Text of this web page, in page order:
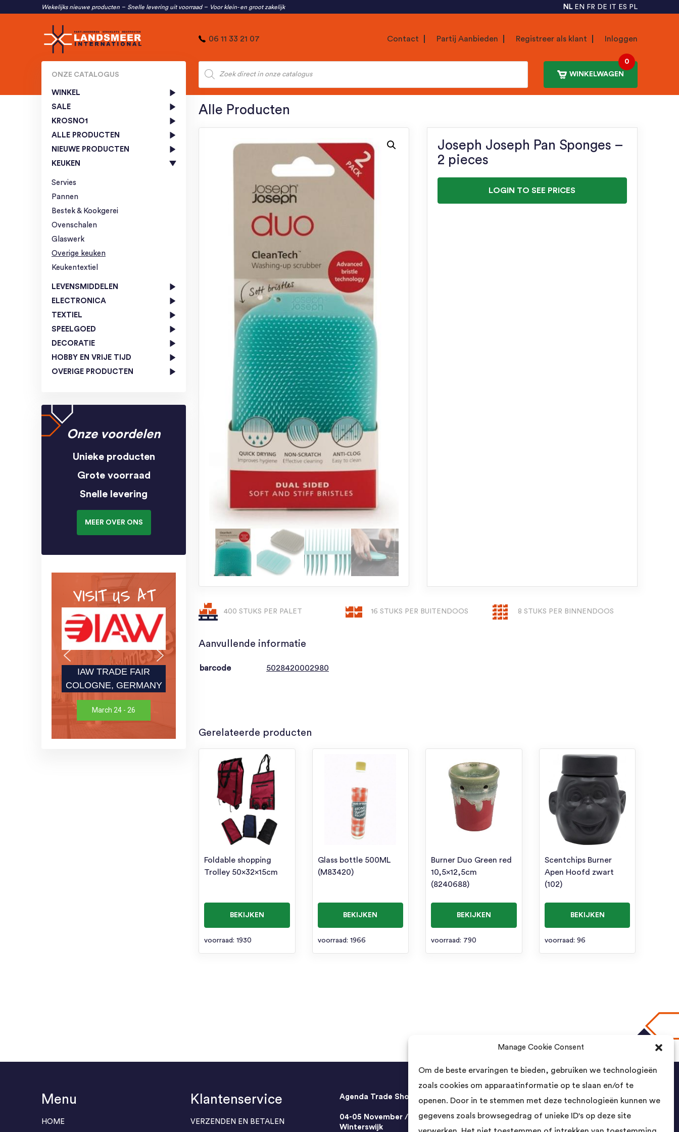
Manage Cookie Consent
Om de beste ervaringen te bieden, gebruiken we technologieën
zoals cookies om apparaatinformatie op te slaan en/of te
openen. Door in te stemmen met deze technologieën kunnen we
gegevens zoals browsegedrag of unieke ID's op deze site
Wekelijks nieuwe producten Snelle levering uit voorraad Voor klein- en groot zakelijk NL EN FR DE IT ES PL
06 11 33 21 07 Contact Partij Aanbieden Registreer als klant Inloggen
Producten
zoeken
WINKELWAGEN
0
ONZE CATALOGUS
WINKEL
SALE
KROSNO1
ALLE PRODUCTEN
NIEUWE PRODUCTEN
KEUKEN
Servies
Pannen
Bestek & Kookgerei
Ovenschalen
Glaswerk
Overige keuken
Keukentextiel
LEVENSMIDDELEN
ELECTRONICA
TEXTIEL
SPEELGOED
DECORATIE
HOBBY EN VRIJE TIJD
OVERIGE PRODUCTEN
Onze voordelen
Unieke producten
Grote voorraad
Snelle levering
MEER OVER ONS
VISIT US AT
IAW TRADE FAIR
COLOGNE, GERMANY
March 24 - 26
Alle Producten
Joseph Joseph Pan Sponges –
2 pieces
LOGIN TO SEE PRICES
400 STUKS PER PALET 16 STUKS PER BUITENDOOS 8 STUKS PER BINNENDOOS
Aanvullende informatie
barcode 5028420002980
Gerelateerde producten
Foldable shopping
Trolley 50x32x15cm
BEKIJKEN
voorraad: 1930
Glass bottle 500ML
(M83420)
BEKIJKEN
voorraad: 1966
Burner Duo Green red
10,5×12,5cm
(8240688)
BEKIJKEN
voorraad: 790
Scentchips Burner
Apen Hoofd zwart
(102)
BEKIJKEN
voorraad: 96
Menu
HOME
Klantenservice
VERZENDEN EN BETALEN
Agenda Trade Shows
04-05 November / SVG FAIR
Winterswijk
Contact
Landsmeer International B.V.